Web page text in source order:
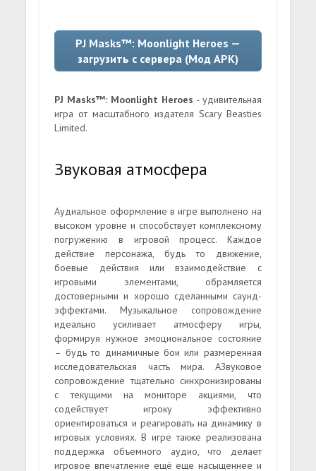
PJ Masks™: Moonlight Heroes —
загрузить с сервера (Мод APK)
PJ Masks™: Moonlight Heroes - удивительная
игра от масштабного издателя Scary Beasties
Limited.
Звуковая атмосфера
Аудиальное оформление в игре выполнено на
высоком уровне и способствует комплексному
погружению в игровой процесс. Каждое
действие персонажа, будь то движение,
боевые действия или взаимодействие с
игровыми элементами, обрамляется
достоверными и хорошо сделанными саунд-
эффектами. Музыкальное сопровождение
идеально усиливает атмосферу игры,
формируя нужное эмоциональное состояние
– будь то динамичные бои или размеренная
исследовательская часть мира. АЗвуковое
сопровождение тщательно синхронизированы
с текущими на мониторе акциями, что
содействует игроку эффективно
ориентироваться и реагировать на динамику в
игровых условиях. В игре также реализована
поддержка объемного аудио, что делает
игровое впечатление ещё еще насыщеннее и